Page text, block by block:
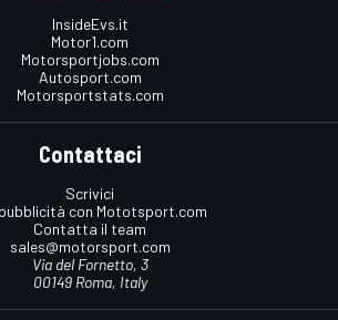
InsideEvs.it
Motor1.com
Motorsportjobs.com
Autosport.com
Motorsportstats.com
Contattaci
Scrivici
con Mototsport.com
Contatta il team
sales@motorsport.com
Via del Fornetto, 3
00149 Roma, Italy